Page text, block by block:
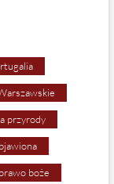
przyrody
prawo boże